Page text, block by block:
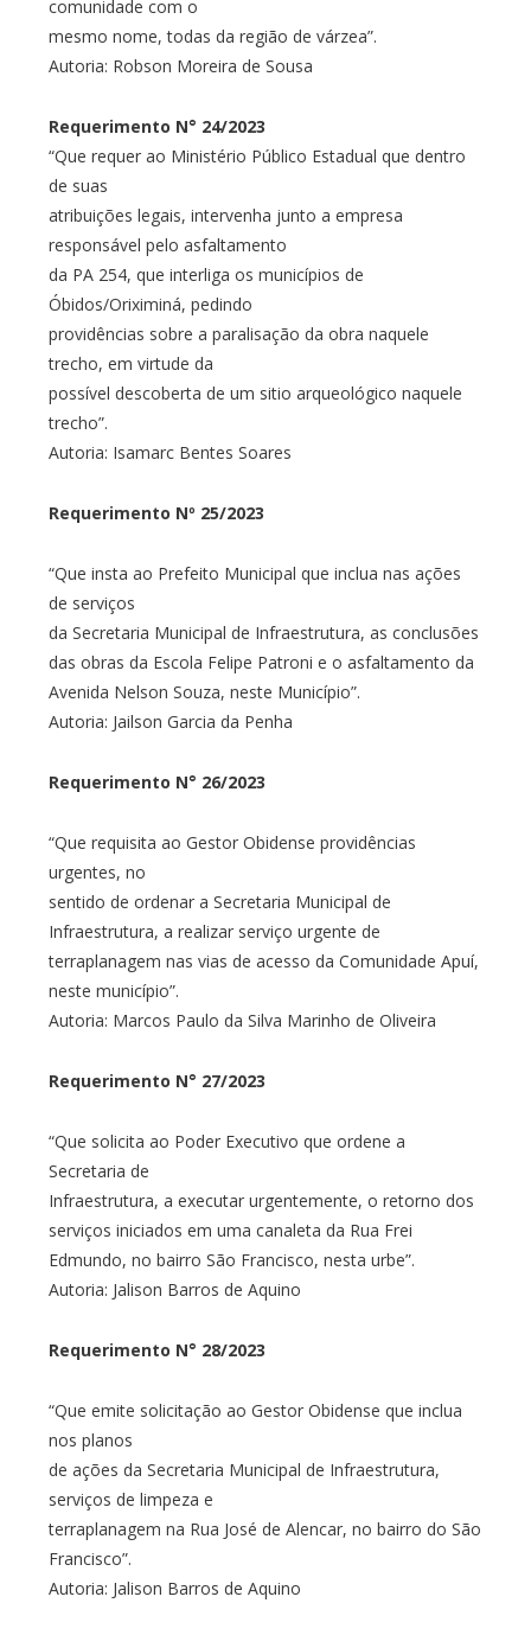
comunidade com o
mesmo nome, todas da região de várzea”.
Autoria: Robson Moreira de Sousa
Requerimento N° 24/2023
“Que requer ao Ministério Público Estadual que dentro
de suas
atribuições legais, intervenha junto a empresa
responsável pelo asfaltamento
da PA 254, que interliga os municípios de
Óbidos/Oriximiná, pedindo
providências sobre a paralisação da obra naquele
trecho, em virtude da
possível descoberta de um sitio arqueológico naquele
trecho”.
Autoria: Isamarc Bentes Soares
Requerimento Nº 25/2023
“Que insta ao Prefeito Municipal que inclua nas ações
de serviços
da Secretaria Municipal de Infraestrutura, as conclusões
das obras da Escola Felipe Patroni e o asfaltamento da
Avenida Nelson Souza, neste Município”.
Autoria: Jailson Garcia da Penha
Requerimento N° 26/2023
“Que requisita ao Gestor Obidense providências
urgentes, no
sentido de ordenar a Secretaria Municipal de
Infraestrutura, a realizar serviço urgente de
terraplanagem nas vias de acesso da Comunidade Apuí,
neste município”.
Autoria: Marcos Paulo da Silva Marinho de Oliveira
Requerimento N° 27/2023
“Que solicita ao Poder Executivo que ordene a
Secretaria de
Infraestrutura, a executar urgentemente, o retorno dos
serviços iniciados em uma canaleta da Rua Frei
Edmundo, no bairro São Francisco, nesta urbe”.
Autoria: Jalison Barros de Aquino
Requerimento N° 28/2023
“Que emite solicitação ao Gestor Obidense que inclua
nos planos
de ações da Secretaria Municipal de Infraestrutura,
serviços de limpeza e
terraplanagem na Rua José de Alencar, no bairro do São
Francisco”.
Autoria: Jalison Barros de Aquino